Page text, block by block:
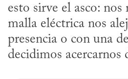
esto sirve el asco: nos
malla eléctrica nos
presencia o con una
decidimos acercarnos